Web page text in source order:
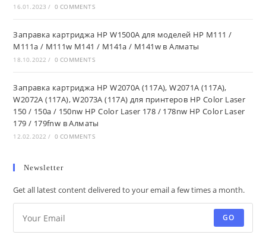
16.01.2023 / 0 COMMENTS
Заправка картриджа HP W1500A для моделей HP M111 /
M111a / M111w M141 / M141a / M141w в Алматы
18.10.2022 / 0 COMMENTS
Заправка картриджа HP W2070A (117A), W2071A (117A),
W2072A (117A), W2073A (117A) для принтеров HP Color Laser
150 / 150a / 150nw HP Color Laser 178 / 178nw HP Color Laser
179 / 179fnw в Алматы
12.02.2022 / 0 COMMENTS
Newsletter
Get all latest content delivered to your email a few times a month.
GO